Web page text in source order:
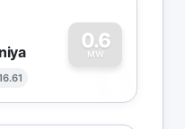
0.6
MW
0